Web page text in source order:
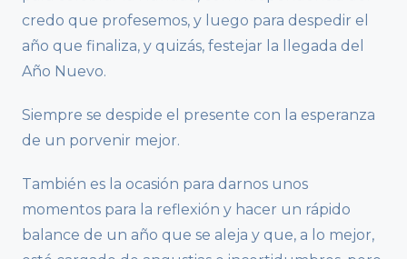
credo que profesemos, y luego para despedir el
año que finaliza, y quizás, festejar la llegada del
Año Nuevo.
Siempre se despide el presente con la esperanza
de un porvenir mejor.
También es la ocasión para darnos unos
momentos para la reflexión y hacer un rápido
balance de un año que se aleja y que, a lo mejor,